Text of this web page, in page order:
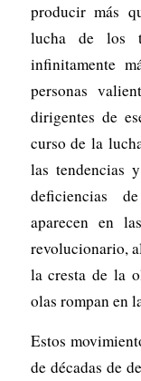
producir más
lucha de los
infinitamente
personas
dirigentes de
curso de la
las tendencias
deficiencias
aparecen en
revolucionario,
la cresta de la
olas rompan en
Estos
de décadas de